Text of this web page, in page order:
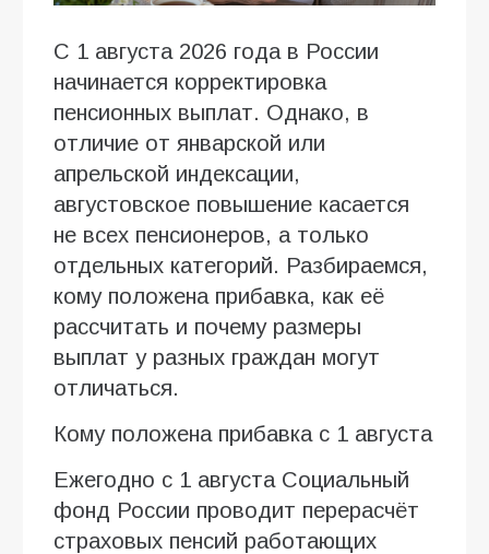
С 1 августа 2026 года в России
начинается корректировка
пенсионных выплат. Однако, в
отличие от январской или
апрельской индексации,
августовское повышение касается
не всех пенсионеров, а только
отдельных категорий. Разбираемся,
кому положена прибавка, как её
рассчитать и почему размеры
выплат у разных граждан могут
отличаться.
Кому положена прибавка с 1 августа
Ежегодно с 1 августа Социальный
фонд России проводит перерасчёт
страховых пенсий работающих